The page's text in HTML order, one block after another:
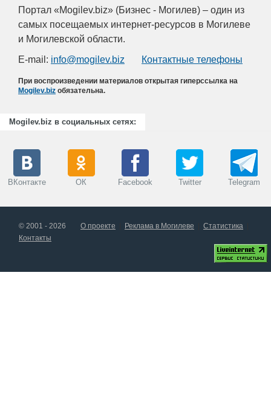
Портал «Mogilev.biz» (Бизнес - Могилев) – один из
самых посещаемых интернет-ресурсов в Могилеве
и Могилевской области.
E-mail: info@mogilev.biz Контактные телефоны
При воспроизведении материалов открытая гиперссылка на
Mogilev.biz обязательна.
Mogilev.biz в социальных сетях:
ВКонтакте ОК Facebook Twitter Telegram
© 2001 - 2026 О проекте Реклама в Могилеве
Статистика
Контакты